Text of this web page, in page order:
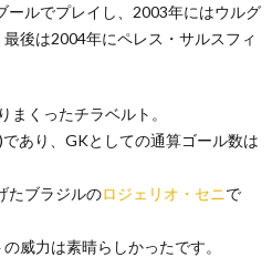
ールでプレイし、2003年にはウルグ
後は2004年にペレス・サルスフィ
くったチラベルト。
あり、GKとしての通算ゴール数は
たブラジルのロジェリオ・セニで
威力は素晴らしかったです。